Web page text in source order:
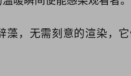
藻，无需刻意的渲染，